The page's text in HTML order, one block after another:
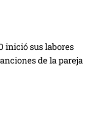
inició sus labores
de la pareja